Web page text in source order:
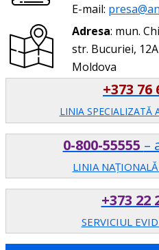
E-mail:
Adresa: mun.
str. Bucuriei,
Moldova
+373 76
LINIA SPECIALIZATĂ
0-800-55555 –
LINIA
+373 22
SERVICIUL